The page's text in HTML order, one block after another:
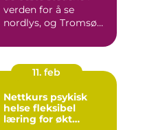
verden for å se
nordlys, og Tromsø
der ly...
11. feb
Nettkurs psykisk
helse fleksibel
læring for økt